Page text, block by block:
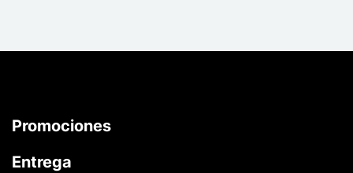
Promociones
Entrega